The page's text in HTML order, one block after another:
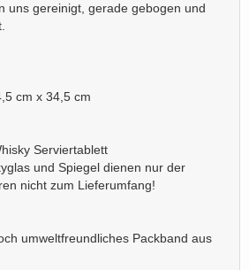
uns gereinigt, gerade gebogen und
cm x 34,5 cm
Serviertablett
und Spiegel dienen nur der
nicht zum Lieferumfang!
umweltfreundliches Packband aus